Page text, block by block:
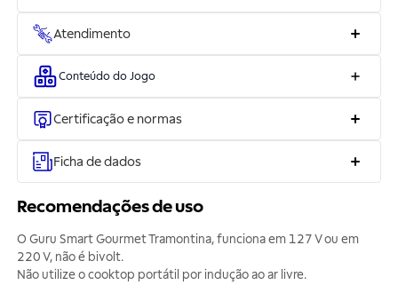
Atendimento
Conteúdo do Jogo
Certificação e normas
Ficha de dados
Recomendações de uso
O Guru Smart Gourmet Tramontina, funciona em 127 V ou em
220 V, não é bivolt.
Não utilize o cooktop portátil por indução ao ar livre.